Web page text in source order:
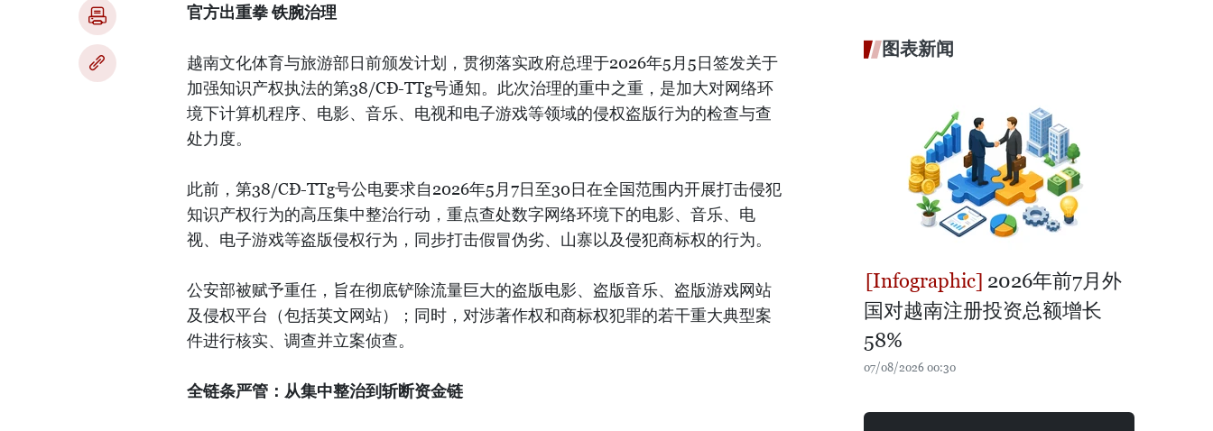
官方出重拳 铁腕治理
越南文化体育与旅游部日前颁发计划，贯彻落实政府总理于2026年5月5日签发关于
加强知识产权执法的第38/CĐ-TTg号通知。此次治理的重中之重，是加大对网络环
境下计算机程序、电影、音乐、电视和电子游戏等领域的侵权盗版行为的检查与查
处力度。
此前，第38/CĐ-TTg号公电要求自2026年5月7日至30日在全国范围内开展打击侵犯
知识产权行为的高压集中整治行动，重点查处数字网络环境下的电影、音乐、电
视、电子游戏等盗版侵权行为，同步打击假冒伪劣、山寨以及侵犯商标权的行为。
公安部被赋予重任，旨在彻底铲除流量巨大的盗版电影、盗版音乐、盗版游戏网站
及侵权平台（包括英文网站）；同时，对涉著作权和商标权犯罪的若干重大典型案
件进行核实、调查并立案侦查。
全链条严管：从集中整治到斩断资金链
图表新闻
2026年前7月外
国对越南注册投资总额增长
58%
07/08/2026 00:30